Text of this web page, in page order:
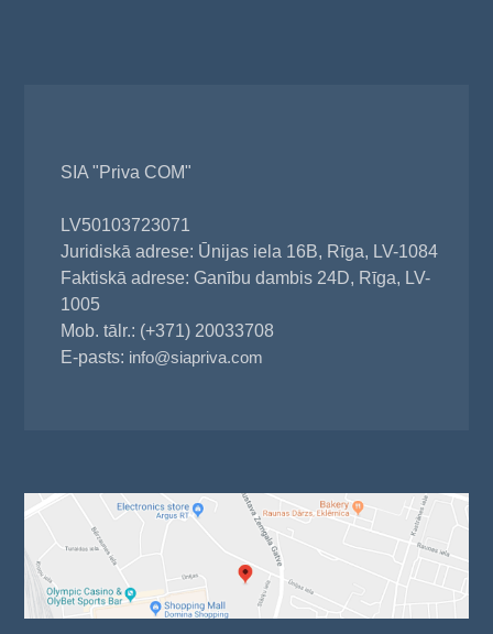
SIA "Priva COM"
LV50103723071
Juridiskā adrese: Ūnijas iela 16B, Rīga, LV-1084
Faktiskā adrese: Ganību dambis 24D, Rīga, LV-
1005
Mob. tālr.: (+371) 20033708
E-pasts: info@siapriva.com